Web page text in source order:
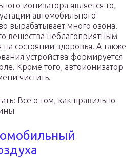
ионизатора является то,
автомобильного
вырабатывает много озона.
вещества неблагоприятным
на состоянии здоровья. А также
устройства формируется
Кроме того, автоионизатор
чистить.
Все о том, как правильно